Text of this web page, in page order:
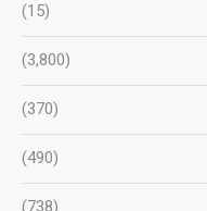
(15)
(3,800)
(370)
(490)
(738)